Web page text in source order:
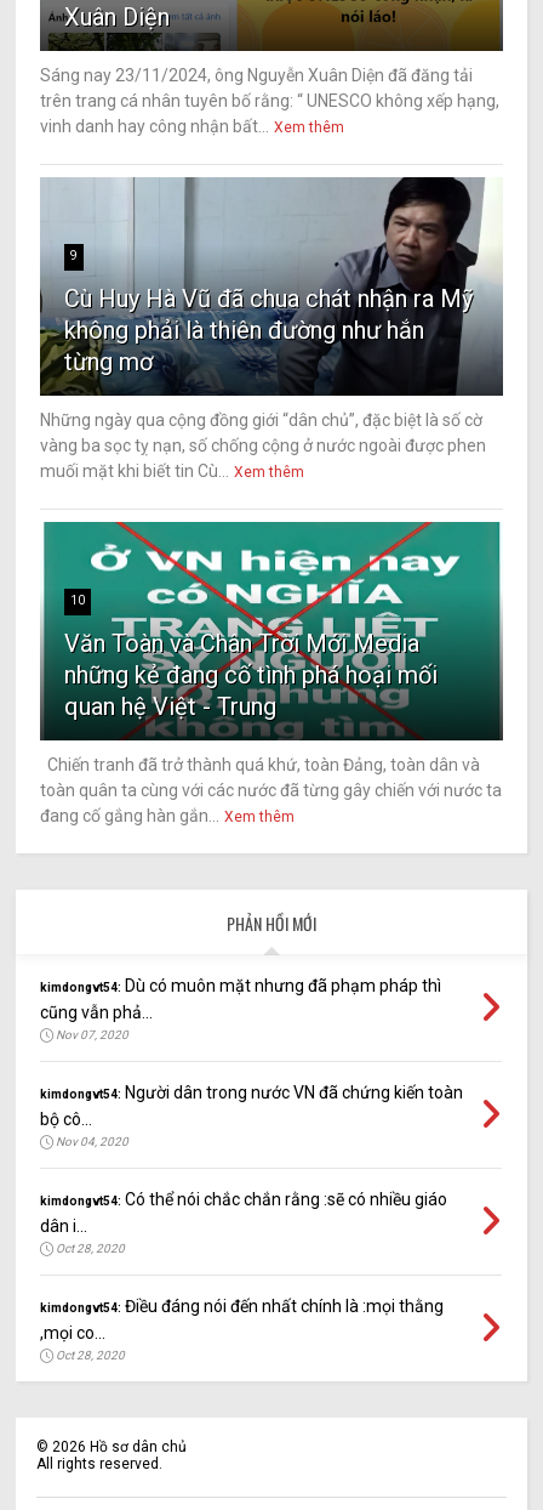
Xuân Diện
Sáng nay 23/11/2024, ông Nguyễn Xuân Diện đã đăng tải
trên trang cá nhân tuyên bố rằng: “ UNESCO không xếp hạng,
vinh danh hay công nhận bất...
Xem thêm
9
Cù Huy Hà Vũ đã chua chát nhận ra Mỹ
không phải là thiên đường như hắn
từng mơ
Những ngày qua cộng đồng giới “dân chủ”, đặc biệt là số cờ
vàng ba sọc tỵ nạn, số chống cộng ở nước ngoài được phen
muối mặt khi biết tin Cù...
Xem thêm
10
Văn Toàn và Chân Trời Mới Media
những kẻ đang cố tình phá hoại mối
quan hệ Việt - Trung
Chiến tranh đã trở thành quá khứ, toàn Đảng, toàn dân và
toàn quân ta cùng với các nước đã từng gây chiến với nước ta
đang cố gắng hàn gắn...
Xem thêm
PHẢN HỒI MỚI
kimdongvt54: Dù có muôn mặt nhưng đã phạm pháp thì
cũng vẫn phả...
Nov 07, 2020
kimdongvt54: Người dân trong nước VN đã chứng kiến toàn
bộ cô...
Nov 04, 2020
kimdongvt54: Có thể nói chắc chắn rằng :sẽ có nhiều giáo
dân i...
Oct 28, 2020
kimdongvt54: Điều đáng nói đến nhất chính là :mọi thằng
,mọi co...
Oct 28, 2020
©2026 Hồ sơ dân chủ
All rights reserved.